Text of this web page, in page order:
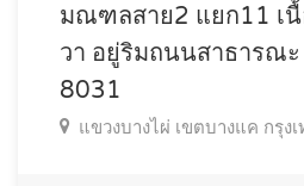
มณฑลสาย2 แยก11 เนื้
วา อยู่ริมถนนสาธารณ
8031
แขวงบางไผ่ เขตบางแค กรุง